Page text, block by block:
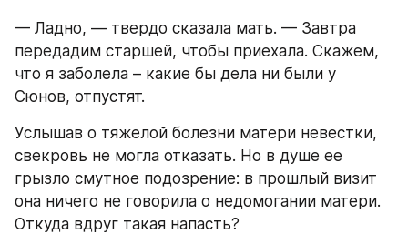
— Ладно, — твердо сказала мать. — Завтра
передадим старшей, чтобы приехала. Скажем,
что я заболела – какие бы дела ни были у
Сюнов, отпустят.
Услышав о тяжелой болезни матери невестки,
свекровь не могла отказать. Но в душе ее
грызло смутное подозрение: в прошлый визит
она ничего не говорила о недомогании матери.
Откуда вдруг такая напасть?